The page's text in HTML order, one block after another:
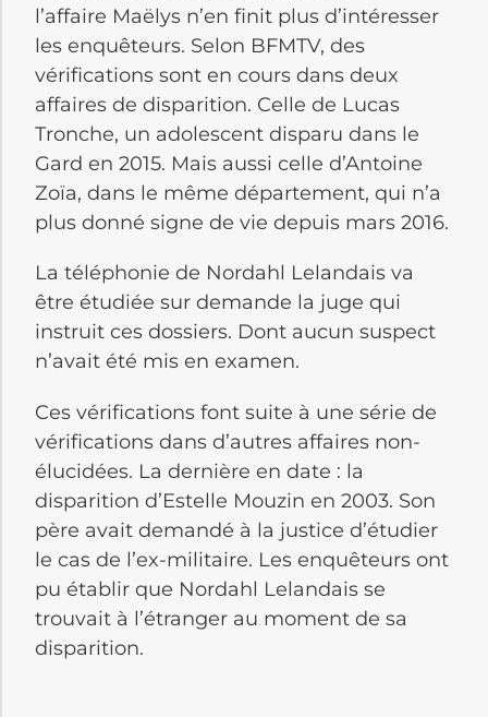
l’affaire Maëlys n’en finit plus d’intéresser
les enquêteurs. Selon BFMTV, des
vérifications sont en cours dans deux
affaires de disparition. Celle de Lucas
Tronche, un adolescent disparu dans le
Gard en 2015. Mais aussi celle d’Antoine
Zoïa, dans le même département, qui n’a
plus donné signe de vie depuis mars 2016.
La téléphonie de Nordahl Lelandais va
être étudiée sur demande la juge qui
instruit ces dossiers. Dont aucun suspect
n’avait été mis en examen.
Ces vérifications font suite à une série de
vérifications dans d’autres affaires non-
élucidées. La dernière en date : la
disparition d’Estelle Mouzin en 2003. Son
père avait demandé à la justice d’étudier
le cas de l’ex-militaire. Les enquêteurs ont
pu établir que Nordahl Lelandais se
trouvait à l’étranger au moment de sa
disparition.